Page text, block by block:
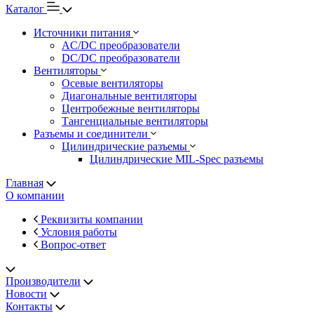
Каталог
Источники питания
AC/DC преобразователи
DC/DC преобразователи
Вентиляторы
Осевые вентиляторы
Диагональные вентиляторы
Центробежные вентиляторы
Тангенциальные вентиляторы
Разъемы и соединители
Цилиндрические разъемы
Цилиндрические MIL-Spec разъемы
Главная
О компании
Реквизиты компании
Условия работы
Вопрос-ответ
Производители
Новости
Контакты